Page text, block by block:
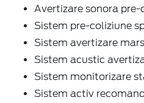
Avertizare sonora pre-
Sistem pre-coliziune
Sistem avertizare
Sistem acustic
Sistem monitorizare
Sistem activ